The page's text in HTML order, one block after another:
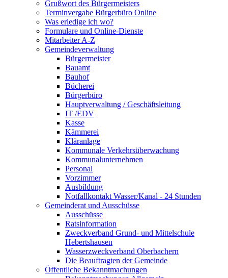
Grußwort des Bürgermeisters
Terminvergabe Bürgerbüro Online
Was erledige ich wo?
Formulare und Online-Dienste
Mitarbeiter A-Z
Gemeindeverwaltung
Bürgermeister
Bauamt
Bauhof
Bücherei
Bürgerbüro
Hauptverwaltung / Geschäftsleitung
IT /EDV
Kasse
Kämmerei
Kläranlage
Kommunale Verkehrsüberwachung
Kommunalunternehmen
Personal
Vorzimmer
Ausbildung
Notfallkontakt Wasser/Kanal - 24 Stunden
Gemeinderat und Ausschüsse
Ausschüsse
Ratsinformation
Zweckverband Grund- und Mittelschule
Hebertshausen
Wasserzweckverband Oberbachern
Die Beauftragten der Gemeinde
Öffentliche Bekanntmachungen